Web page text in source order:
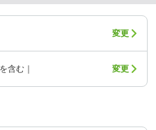
変更
含む｜ 変更